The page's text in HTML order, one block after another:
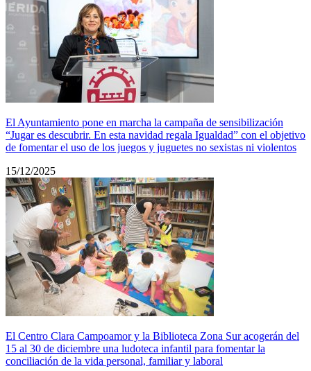
El Ayuntamiento pone en marcha la campaña de sensibilización
“Jugar es descubrir. En esta navidad regala Igualdad” con el objetivo
de fomentar el uso de los juegos y juguetes no sexistas ni violentos
15/12/2025
El Centro Clara Campoamor y la Biblioteca Zona Sur acogerán del
15 al 30 de diciembre una ludoteca infantil para fomentar la
conciliación de la vida personal, familiar y laboral